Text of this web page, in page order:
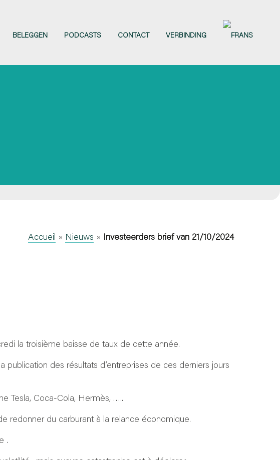
BELEGGEN PODCASTS CONTACT VERBINDING
Accueil » Nieuws » Investeerders brief van 21/10/2024
la troisième baisse de taux de cette année.
des résultats d’entreprises de ces derniers jours
Tesla, Coca-Cola, Hermès, …..
redonner du carburant à la relance économique.
.